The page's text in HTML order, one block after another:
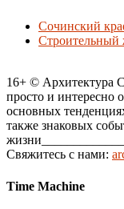
Сочинский
Строительный
16+ © Архитектура
просто и интересно
основных
также знаковых
Свяжитесь с нами:
Time Machine